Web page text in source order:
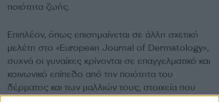
ποιότητα ζωής.
Επιπλέον, όπως επισημαίνεται σε άλλη σχετική
μελέτη στο «European Journal of Dermatology»,
συχνά οι γυναίκες κρίνονται σε επαγγελματικό και
κοινωνικό επίπεδο από την ποιότητα του
δέρματος και των μαλλιών τους, στοιχεία που